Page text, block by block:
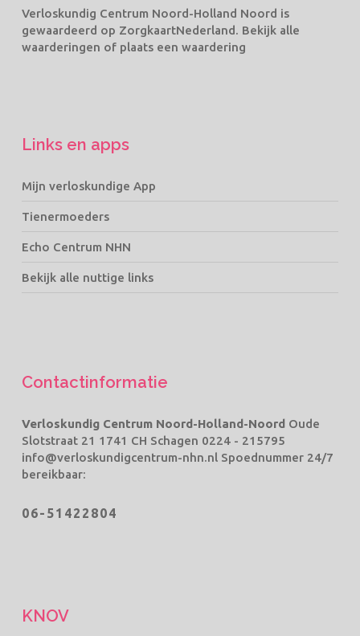
Verloskundig Centrum Noord-Holland Noord is
gewaardeerd op ZorgkaartNederland. Bekijk alle
waarderingen of plaats een waardering
Links en apps
Mijn verloskundige App
Tienermoeders
Echo Centrum NHN
Bekijk alle nuttige links
Contactinformatie
Verloskundig Centrum Noord-Holland-Noord Oude
Slotstraat 21 1741 CH Schagen 0224 - 215795
info@verloskundigcentrum-nhn.nlSpoednummer 24/7
bereikbaar:
06-51422804
KNOV